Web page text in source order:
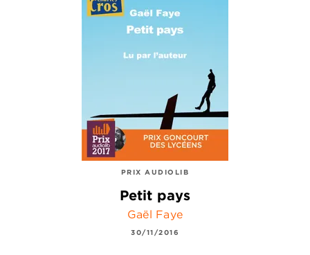
PRIX AUDIOLIB
Petit pays
Gaël Faye
30/11/2016